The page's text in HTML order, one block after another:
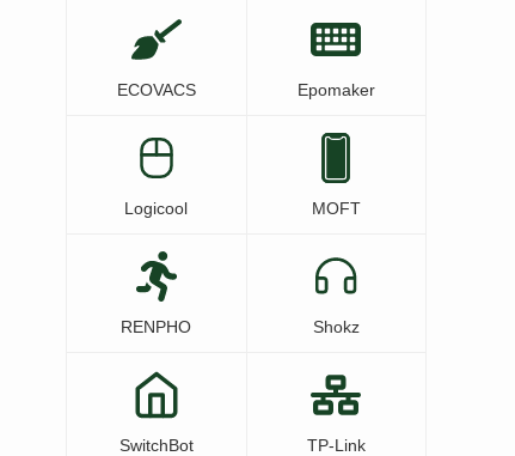
ECOVACS Epomaker
Logicool MOFT
RENPHO Shokz
SwitchBot TP-Link